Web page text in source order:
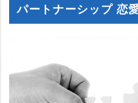
パートナーシップ 恋